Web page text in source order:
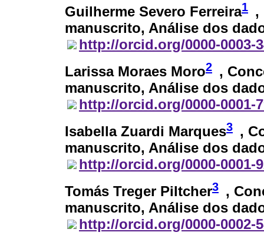
Guilherme Severo Ferreira1 ,
manuscrito, Análise dos
http://orcid.org/0000-0003-
Larissa Moraes Moro2 ,
manuscrito, Análise dos
http://orcid.org/0000-0001-
Isabella Zuardi Marques3 ,
manuscrito, Análise dos
http://orcid.org/0000-0001-
Tomás Treger Piltcher3 ,
manuscrito, Análise dos
http://orcid.org/0000-0002-